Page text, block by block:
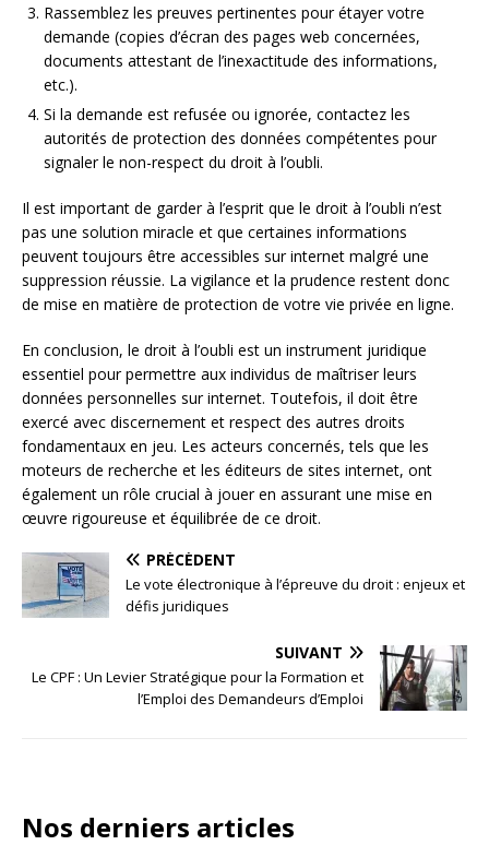
Rassemblez les preuves pertinentes pour étayer votre
demande (copies d’écran des pages web concernées,
documents attestant de l’inexactitude des informations,
etc.).
Si la demande est refusée ou ignorée, contactez les
autorités de protection des données compétentes pour
signaler le non-respect du droit à l’oubli.
Il est important de garder à l’esprit que le droit à l’oubli n’est
pas une solution miracle et que certaines informations
peuvent toujours être accessibles sur internet malgré une
suppression réussie. La vigilance et la prudence restent donc
de mise en matière de protection de votre vie privée en ligne.
En conclusion, le droit à l’oubli est un instrument juridique
essentiel pour permettre aux individus de maîtriser leurs
données personnelles sur internet. Toutefois, il doit être
exercé avec discernement et respect des autres droits
fondamentaux en jeu. Les acteurs concernés, tels que les
moteurs de recherche et les éditeurs de sites internet, ont
également un rôle crucial à jouer en assurant une mise en
œuvre rigoureuse et équilibrée de ce droit.
PRÉCÉDENT
Le vote électronique à l’épreuve du droit : enjeux et
défis juridiques
SUIVANT
Le CPF : Un Levier Stratégique pour la Formation et
l’Emploi des Demandeurs d’Emploi
Nos derniers articles